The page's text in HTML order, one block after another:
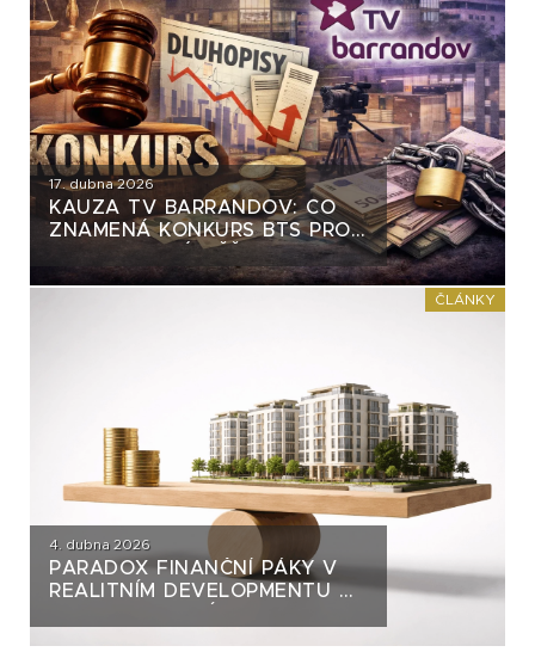
17. dubna 2026
KAUZA TV BARRANDOV: CO
ZNAMENÁ KONKURS BTS PRO
DLUHOPISOVÉ VĚŘITELE S-24
ČLÁNKY
4. dubna 2026
PARADOX FINANČNÍ PÁKY V
REALITNÍM DEVELOPMENTU A